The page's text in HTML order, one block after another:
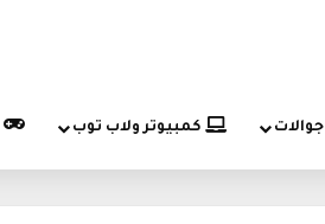
جوالات كمبيوتر ولاب توب